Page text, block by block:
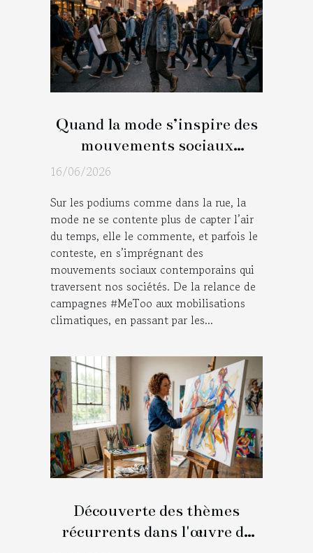
Quand la mode s’inspire des
mouvements sociaux
contemporains
16/06/2026
Sur les podiums comme dans la rue, la
mode ne se contente plus de capter l’air
du temps, elle le commente, et parfois le
conteste, en s’imprégnant des
mouvements sociaux contemporains qui
traversent nos sociétés. De la relance de
campagnes #MeToo aux mobilisations
climatiques, en passant par les...
Découverte des thèmes
récurrents dans l'œuvre de